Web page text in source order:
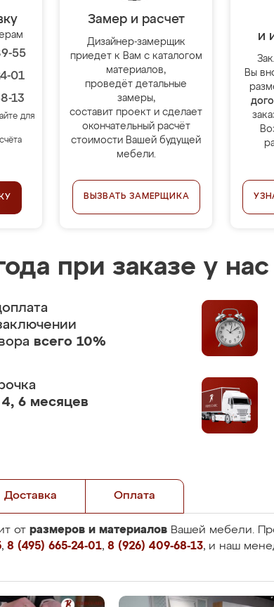
55
01
13
для
Замер и расчет
Дизайнер-замерщик
приедет к Вам с каталогом
материалов,
проведёт детальные
замеры,
составит проект и сделает
окончательный расчёт
стоимости Вашей будущей
мебели.
ВЫЗВАТЬ ЗАМЕРЩИКА
и
Вы
при заказе у нас
всего 10%
4, 6 месяцев
Доставка Оплата
от размеров и материалов Вашей мебели.
, 8 (495) 665-24-01, 8 (926) 409-68-13, и наш